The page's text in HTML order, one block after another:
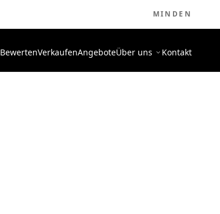
MINDEN
BewertenVerkaufenAngeboteÜber uns Kontakt